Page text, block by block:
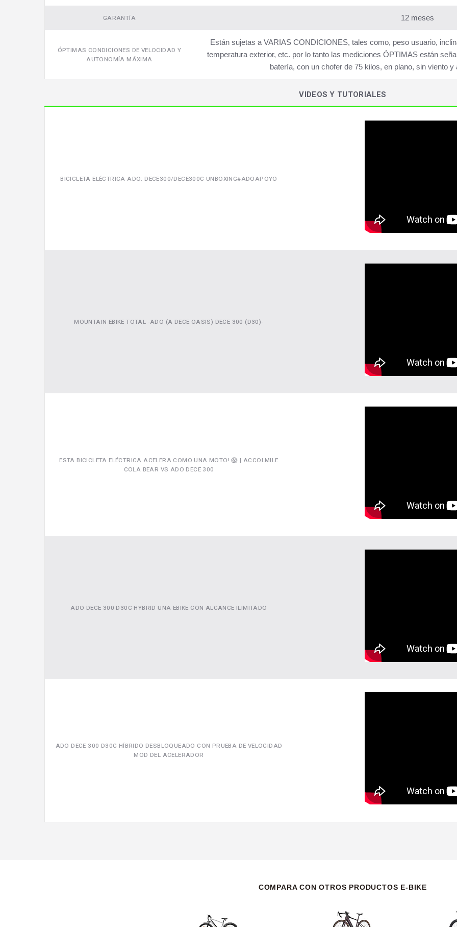
GARANTÍA 12 meses
ÓPTIMAS CONDICIONES DE VELOCIDAD Y
AUTONOMÍA MÁXIMA
Están sujetas a VARIAS CONDICIONES, tales como, peso usuario,
temperatura exterior, etc. por lo tanto las mediciones ÓPTIMAS están
batería, con un chofer de 75 kilos, en plano, sin viento
VIDEOS Y TUTORIALES
BICICLETA ELÉCTRICA ADO: DECE300/DECE300C UNBOXING#ADOAPOYO
MOUNTAIN EBIKE TOTAL -ADO (A DECE OASIS) DECE 300 (D30)-
ESTA BICICLETA ELÉCTRICA ACELERA COMO UNA MOTO! 😱 | ACCOLMILE
COLA BEAR VS ADO DECE 300
ADO DECE 300 D30C HYBRID UNA EBIKE CON ALCANCE ILIMITADO
ADO DECE 300 D30C HÍBRIDO DESBLOQUEADO CON PRUEBA DE VELOCIDAD
MOD DEL ACELERADOR
COMPARA CON OTROS PRODUCTOS E-BIKE